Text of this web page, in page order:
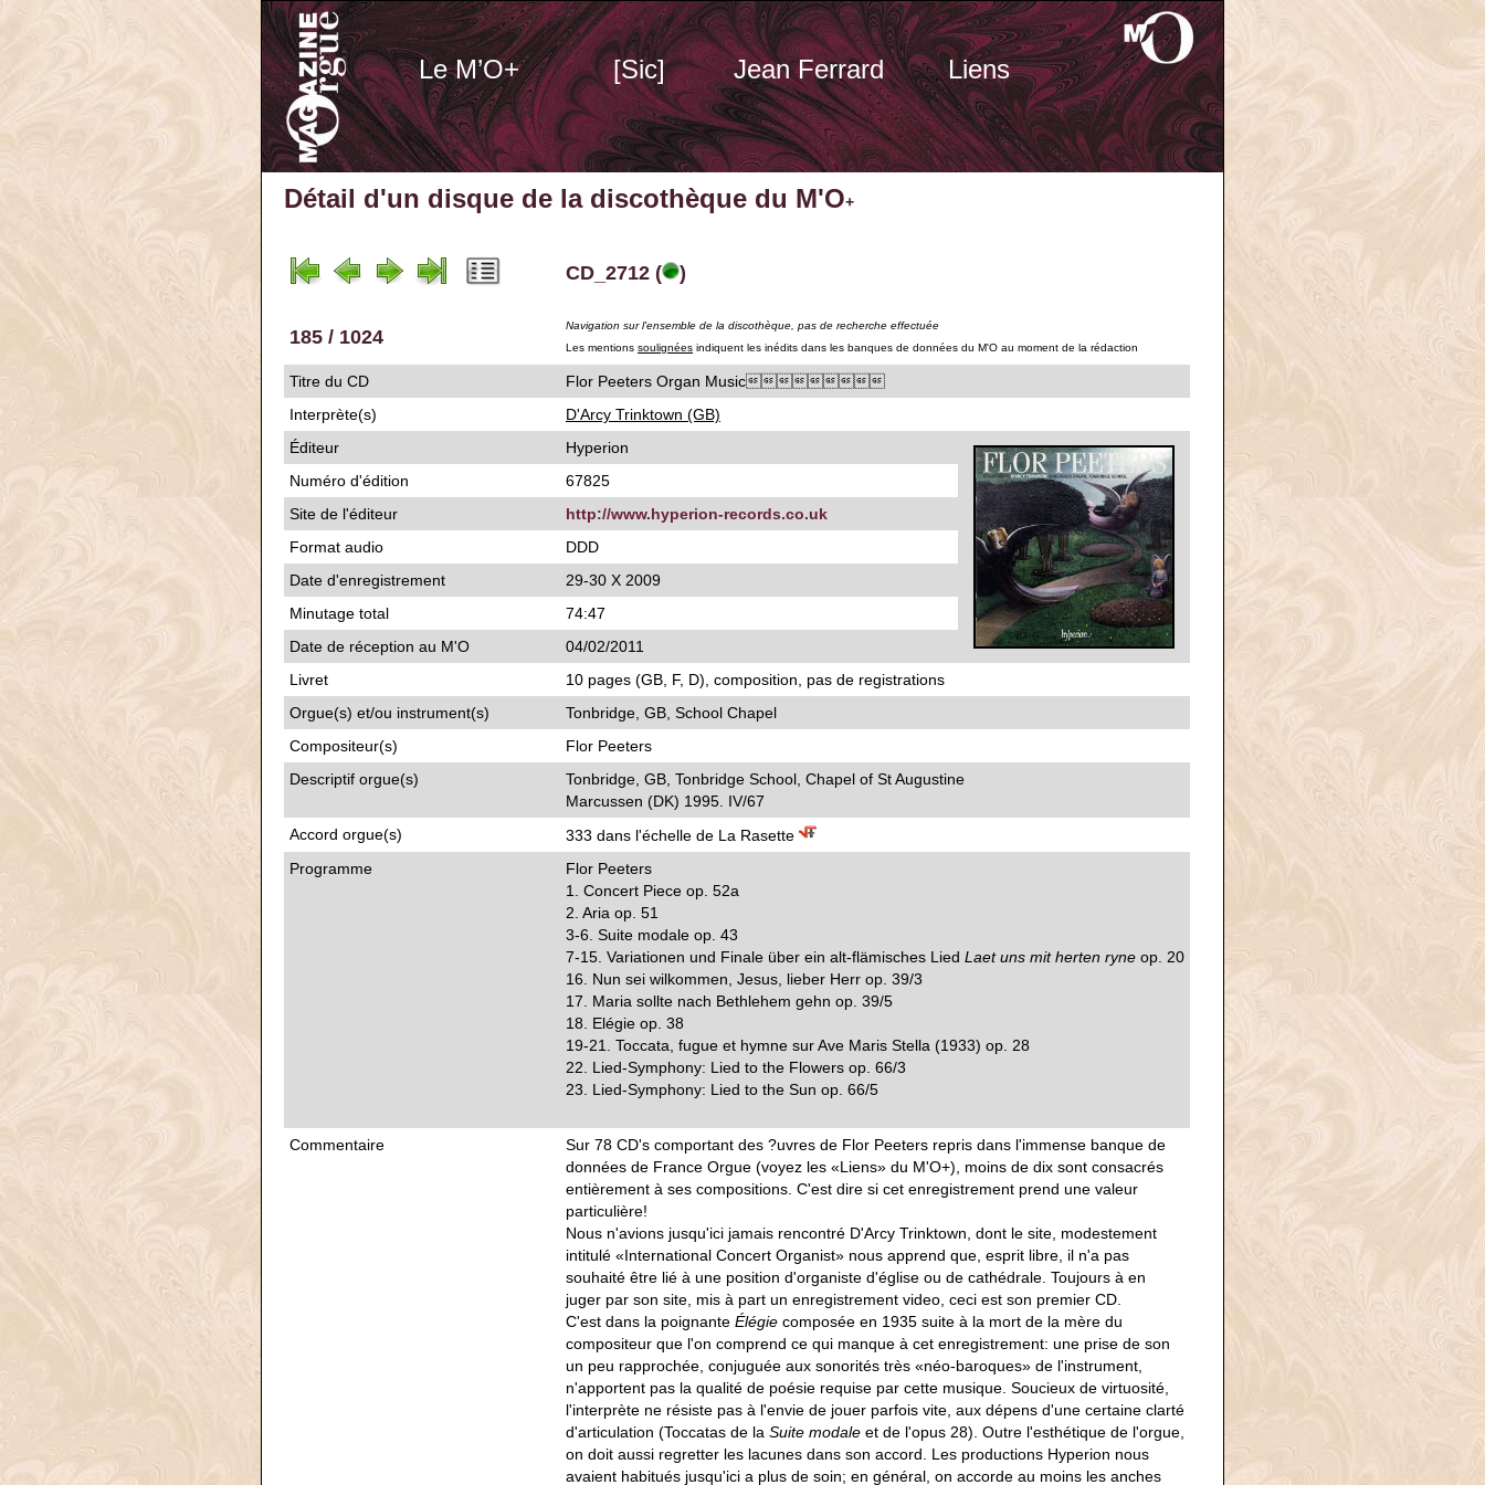
Le M’O+ [Sic] Jean Ferrard Liens
Détail d'un disque de la discothèque du M'O+
CD_2712 ( )
185 / 1024
Navigation sur l'ensemble de la discothèque, pas de recherche effectuée
Les mentions soulignées indiquent les inédits dans les banques de données du M'O au moment de la rédaction
Titre du CD
Flor Peeters Organ Music
Interprète(s)
D'Arcy Trinktown (GB)
Éditeur
Hyperion
Numéro d'édition
67825
Site de l'éditeur
http://www.hyperion-records.co.uk
Format audio
DDD
Date d'enregistrement
29-30 X 2009
Minutage total
74:47
Date de réception au M'O
04/02/2011
Livret
10 pages (GB, F, D), composition, pas de registrations
Orgue(s) et/ou instrument(s)
Tonbridge, GB, School Chapel
Compositeur(s)
Flor Peeters
Descriptif orgue(s)
Tonbridge, GB, Tonbridge School, Chapel of St Augustine
Marcussen (DK) 1995. IV/67
Accord orgue(s)
333 dans l'échelle de La Rasette
Programme
Flor Peeters
1. Concert Piece op. 52a
2. Aria op. 51
3-6. Suite modale op. 43
7-15. Variationen und Finale über ein alt-flämisches Lied Laet uns mit herten ryne op. 20
16. Nun sei wilkommen, Jesus, lieber Herr op. 39/3
17. Maria sollte nach Bethlehem gehn op. 39/5
18. Elégie op. 38
19-21. Toccata, fugue et hymne sur Ave Maris Stella (1933) op. 28
22. Lied-Symphony: Lied to the Flowers op. 66/3
23. Lied-Symphony: Lied to the Sun op. 66/5
Commentaire
Sur 78 CD's comportant des ?uvres de Flor Peeters repris dans l'immense banque de
données de France Orgue (voyez les «Liens» du M'O+), moins de dix sont consacrés
entièrement à ses compositions. C'est dire si cet enregistrement prend une valeur
particulière!
Nous n'avions jusqu'ici jamais rencontré D'Arcy Trinktown, dont le site, modestement
intitulé «International Concert Organist» nous apprend que, esprit libre, il n'a pas
souhaité être lié à une position d'organiste d'église ou de cathédrale. Toujours à en
juger par son site, mis à part un enregistrement video, ceci est son premier CD.
C'est dans la poignante Élégie composée en 1935 suite à la mort de la mère du
compositeur que l'on comprend ce qui manque à cet enregistrement: une prise de son
un peu rapprochée, conjuguée aux sonorités très «néo-baroques» de l'instrument,
n'apportent pas la qualité de poésie requise par cette musique. Soucieux de virtuosité,
l'interprète ne résiste pas à l'envie de jouer parfois vite, aux dépens d'une certaine clarté
d'articulation (Toccatas de la Suite modale et de l'opus 28). Outre l'esthétique de l'orgue,
on doit aussi regretter les lacunes dans son accord. Les productions Hyperion nous
avaient habitués jusqu'ici a plus de soin; en général, on accorde au moins les anches